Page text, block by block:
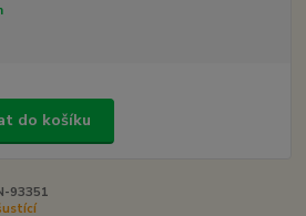
do košíku
93351